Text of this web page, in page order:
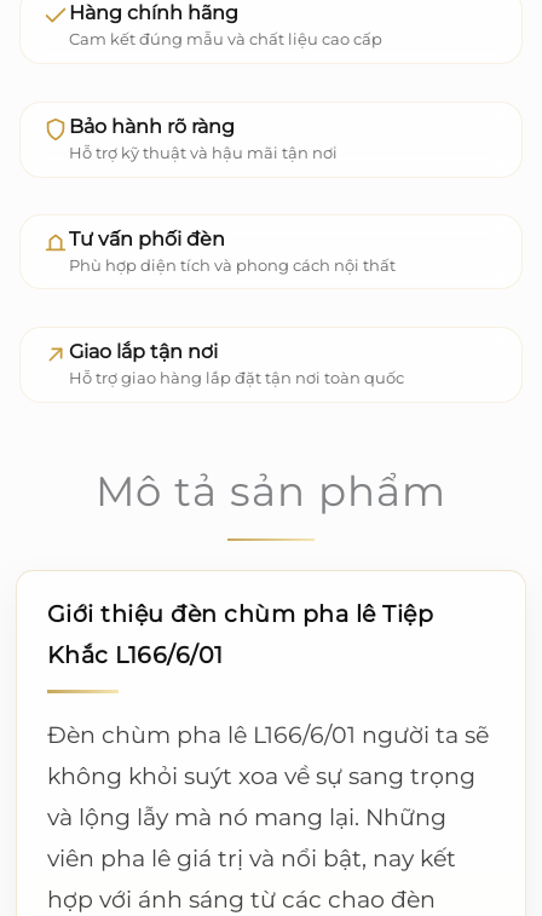
Hàng chính hãng
Cam kết đúng mẫu và chất liệu cao cấp
Bảo hành rõ ràng
Hỗ trợ kỹ thuật và hậu mãi tận nơi
Tư vấn phối đèn
Phù hợp diện tích và phong cách nội thất
Giao lắp tận nơi
Hỗ trợ giao hàng lắp đặt tận nơi toàn quốc
Mô tả sản phẩm
Giới thiệu đèn chùm pha lê Tiệp
Khắc L166/6/01
Đèn chùm pha lê L166/6/01 người ta sẽ
không khỏi suýt xoa về sự sang trọng
và lộng lẫy mà nó mang lại. Những
viên pha lê giá trị và nổi bật, nay kết
hợp với ánh sáng từ các chao đèn